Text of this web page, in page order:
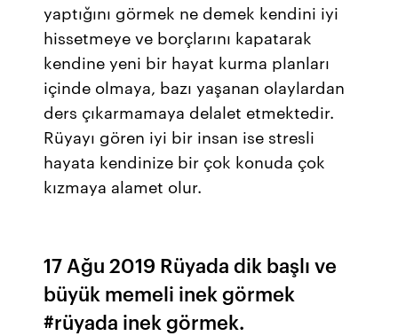
yaptığını görmek ne demek kendini iyi
hissetmeye ve borçlarını kapatarak
kendine yeni bir hayat kurma planları
içinde olmaya, bazı yaşanan olaylardan
ders çıkarmamaya delalet etmektedir.
Rüyayı gören iyi bir insan ise stresli
hayata kendinize bir çok konuda çok
kızmaya alamet olur.
17 Ağu 2019 Rüyada dik başlı ve
büyük memeli inek görmek
#rüyada inek görmek.